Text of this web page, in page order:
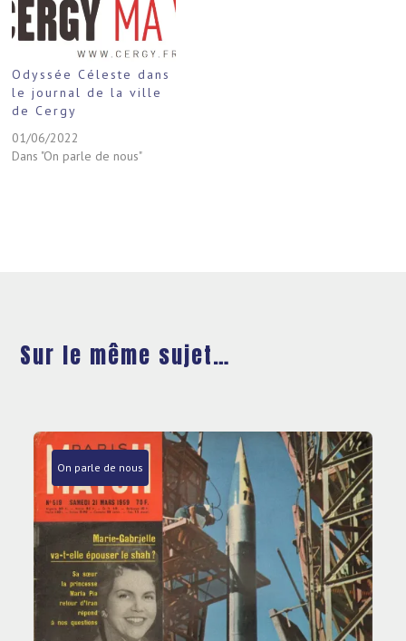
Odyssée Céleste dans
le journal de la ville
de Cergy
01/06/2022
Dans "On parle de nous"
Sur le même sujet…
On parle de nous